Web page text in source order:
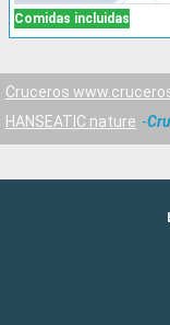
Comidas incluidas
Cruceros
HANSEATIC nature